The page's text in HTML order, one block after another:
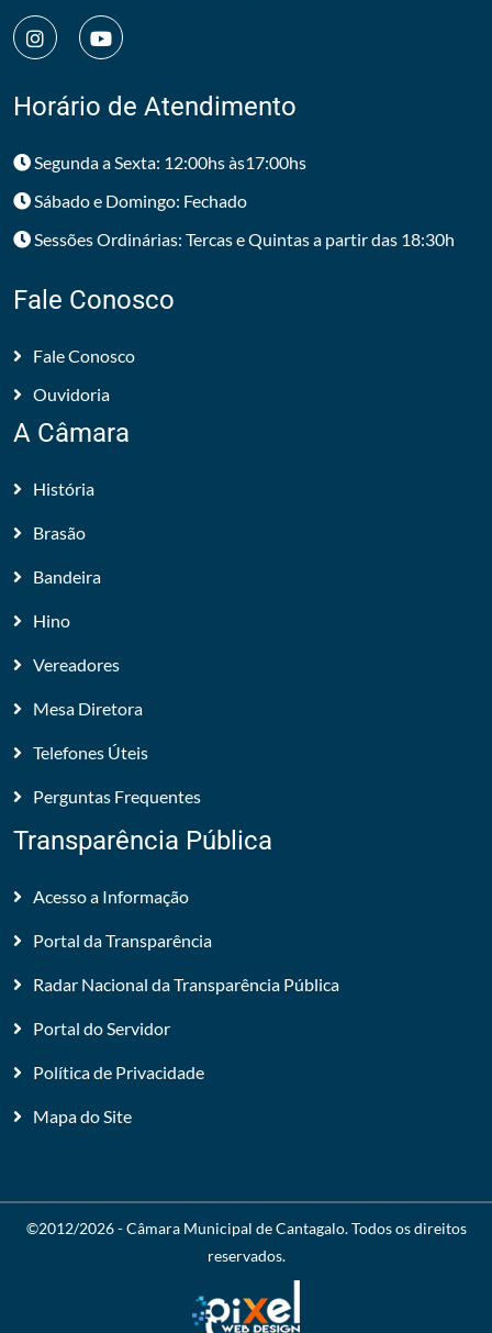
Horário de Atendimento
Segunda a Sexta: 12:00hs às17:00hs
Sábado e Domingo: Fechado
Sessões Ordinárias: Tercas e Quintas a partir das 18:30h
Fale Conosco
Fale Conosco
Ouvidoria
A Câmara
História
Brasão
Bandeira
Hino
Vereadores
Mesa Diretora
Telefones Úteis
Perguntas Frequentes
Transparência Pública
Acesso a Informação
Portal da Transparência
Radar Nacional da Transparência Pública
Portal do Servidor
Política de Privacidade
Mapa do Site
©2012/2026 -Câmara Municipal de Cantagalo. Todos os direitos
reservados.